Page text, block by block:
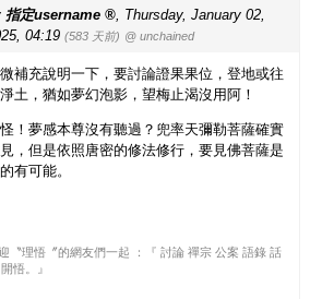
指定username
Thursday, January 02,
04:19 (583 天前) @ unchained
補充說明一下，要討論證果果位，登地或往
土，猶如夢幻泡影，望梅止渴沒用阿！
！夢感本尊沒有聽過？兜率天彌勒菩薩確實
，但是依照唐密的修法修行，要見佛菩薩是
有可能。
〝理悟〞的網友們一起 ：『 討論 禪宗 公案 語錄 話
悟。』